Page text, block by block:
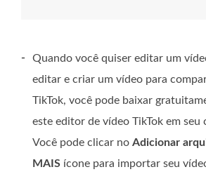
-
Quando você quiser editar um
editar e criar um vídeo para
TikTok, você pode baixar
este editor de vídeo TikTok em seu
Você pode clicar no Adicionar
MAIS ícone para importar seu